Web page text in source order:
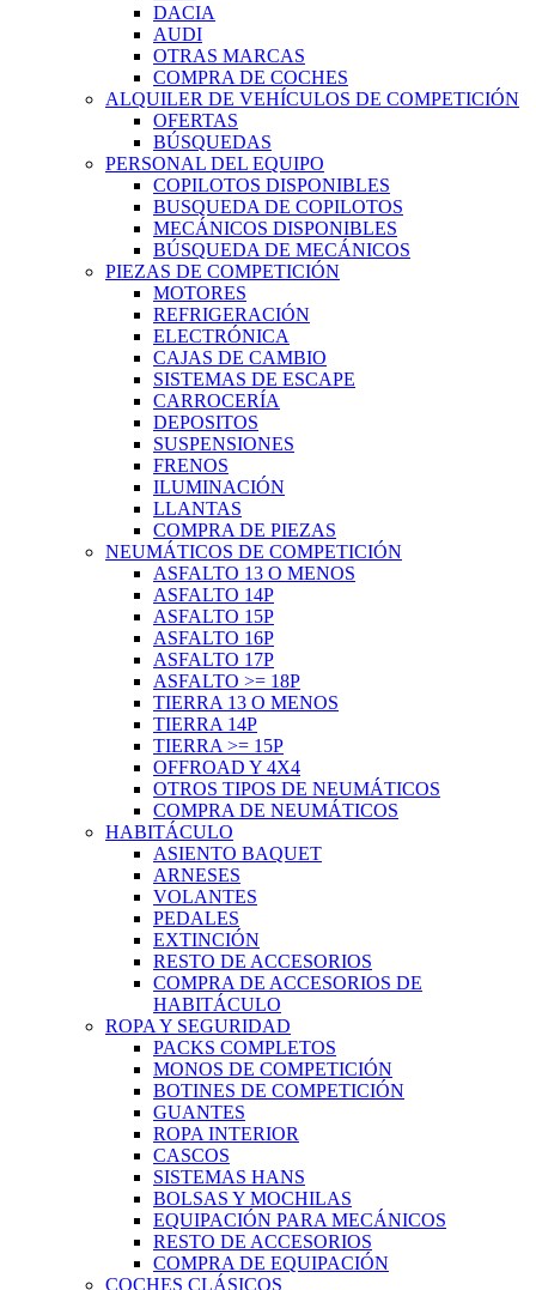
DACIA
AUDI
OTRAS MARCAS
COMPRA DE COCHES
ALQUILER DE VEHÍCULOS DE COMPETICIÓN
OFERTAS
BÚSQUEDAS
PERSONAL DEL EQUIPO
COPILOTOS DISPONIBLES
BUSQUEDA DE COPILOTOS
MECÁNICOS DISPONIBLES
BÚSQUEDA DE MECÁNICOS
PIEZAS DE COMPETICIÓN
MOTORES
REFRIGERACIÓN
ELECTRÓNICA
CAJAS DE CAMBIO
SISTEMAS DE ESCAPE
CARROCERÍA
DEPOSITOS
SUSPENSIONES
FRENOS
ILUMINACIÓN
LLANTAS
COMPRA DE PIEZAS
NEUMÁTICOS DE COMPETICIÓN
ASFALTO 13 O MENOS
ASFALTO 14P
ASFALTO 15P
ASFALTO 16P
ASFALTO 17P
ASFALTO >= 18P
TIERRA 13 O MENOS
TIERRA 14P
TIERRA >= 15P
OFFROAD Y 4X4
OTROS TIPOS DE NEUMÁTICOS
COMPRA DE NEUMÁTICOS
HABITÁCULO
ASIENTO BAQUET
ARNESES
VOLANTES
PEDALES
EXTINCIÓN
RESTO DE ACCESORIOS
COMPRA DE ACCESORIOS DE
HABITÁCULO
ROPA Y SEGURIDAD
PACKS COMPLETOS
MONOS DE COMPETICIÓN
BOTINES DE COMPETICIÓN
GUANTES
ROPA INTERIOR
CASCOS
SISTEMAS HANS
BOLSAS Y MOCHILAS
EQUIPACIÓN PARA MECÁNICOS
RESTO DE ACCESORIOS
COMPRA DE EQUIPACIÓN
COCHES CLÁSICOS